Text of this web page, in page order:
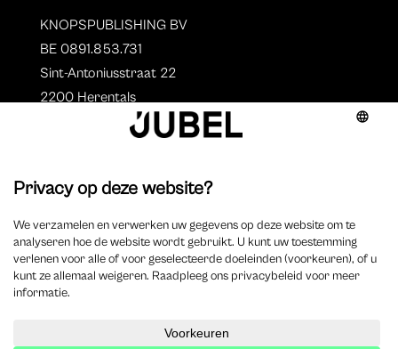
KNOPSPUBLISHING BV
BE 0891.853.731
Sint-Antoniusstraat 22
2200 Herentals
Auteurs
Overzicht auteurs
Auteur worden?